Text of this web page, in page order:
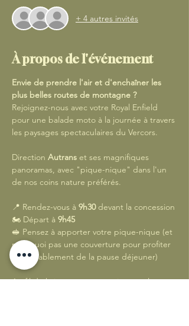
+ 4 autres invités
À propos de l'événement
Envie de prendre l'air et d'enchaîner les
plus belles routes de montagne ?
Rejoignez-nous avec votre Royal Enfield
pour une balade moto à la journée à travers
les paysages spectaculaires du Vercors.
Direction Autrans et ses magnifiques
panoramas, avec "pique-nique" dans l'un
de nos coins nature préférés.
📍 Rendez-vous à 9h30 devant la concession
🏍️ Départ à 9h45
🥪 Pensez à apporter votre pique-nique (et
pourquoi pas une couverture pour profiter
confortablement de la pause déjeuner)
Au fil de la journée, nous quitterons les